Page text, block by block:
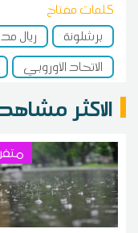
كلمات مفتاح
برشلونة
ريال
الاتحاد الأوروبي
الاكثر